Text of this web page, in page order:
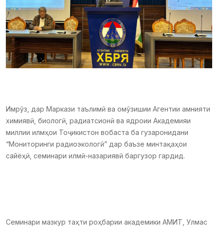
Имрӯз, дар Маркази таълимӣ ва омӯзишии Агентии амнияти
химиявӣ, биологӣ, радиатсионӣ ва ядроии Академияи
миллии илмҳои Тоҷикистон вобаста ба гузаронидани
“Мониторинги радиоэкологӣ” дар баъзе минтақаҳои
сайёҳӣ, семинари илмӣ-назариявӣ баргузор гардид.
Семинари мазкур таҳти роҳбарии академики АМИТ, Улмас